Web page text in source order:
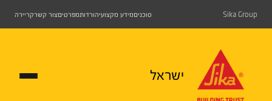
Sika Group סוכניםמידע מקצועיהורדותמפרטיםצור קשרקריירה
ישראל